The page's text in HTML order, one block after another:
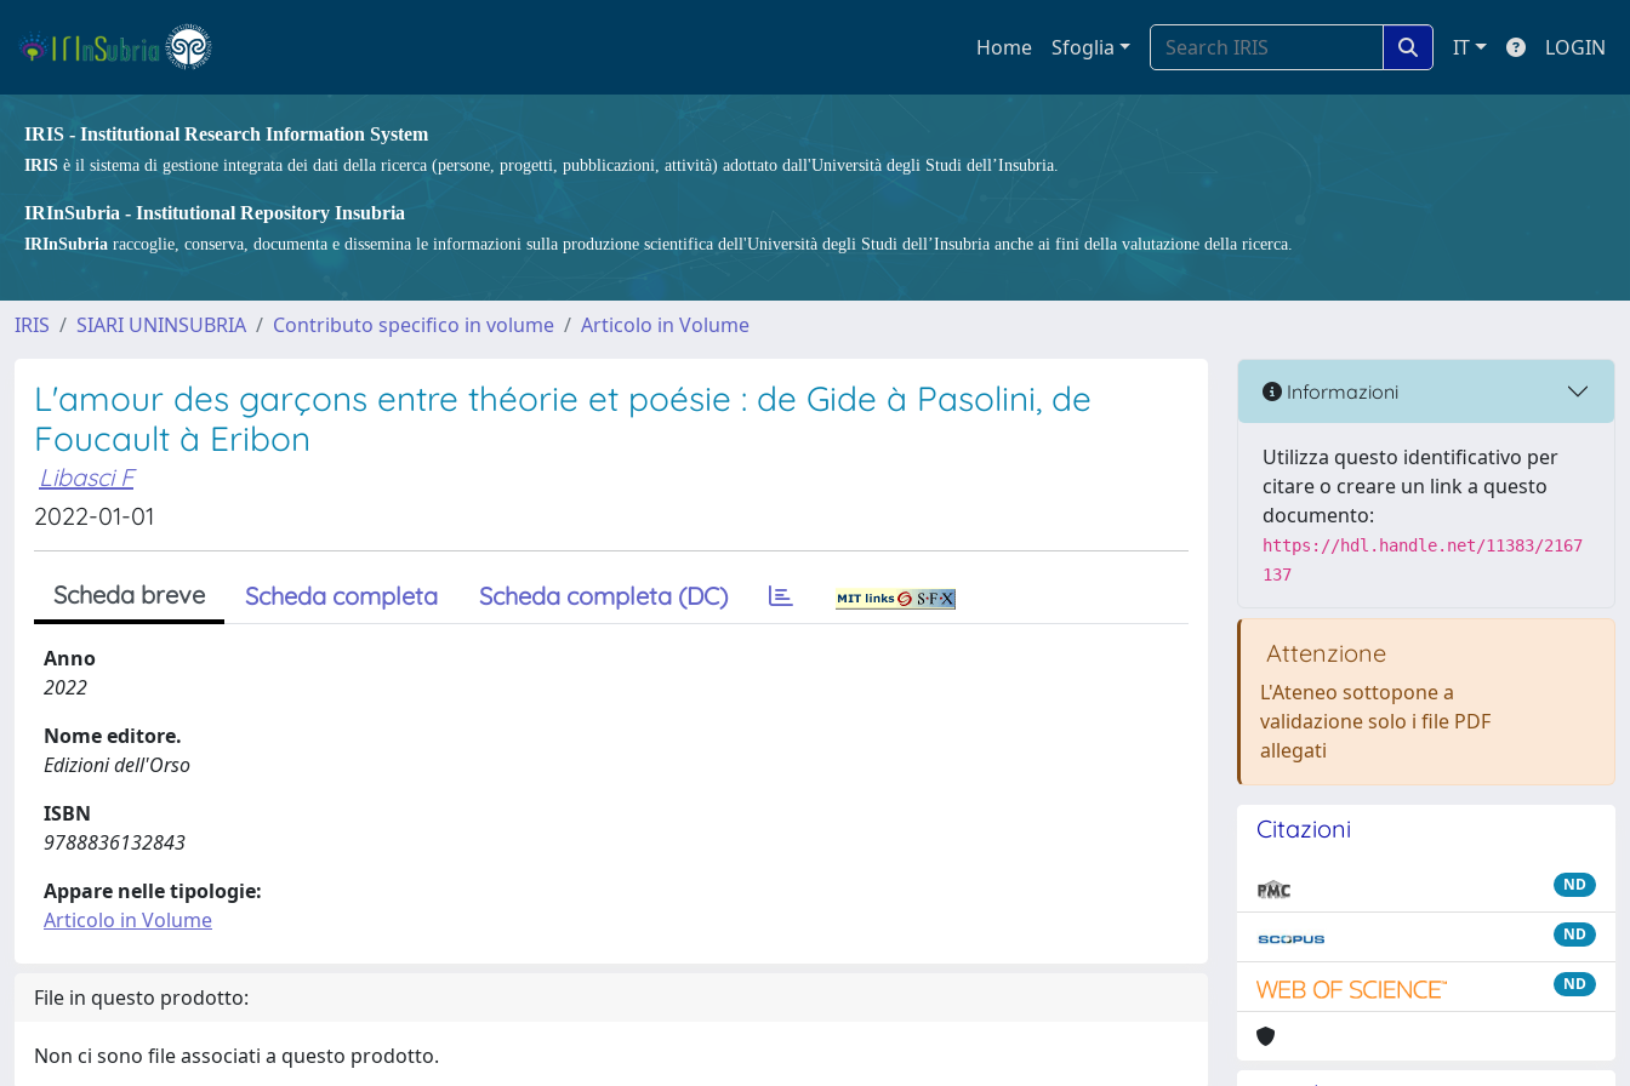
Home Sfoglia IT LOGIN
IRIS - Institutional Research Information System
IRIS è il sistema di gestione integrata dei dati della ricerca (persone, progetti, pubblicazioni, attività) adottato dall'Università degli Studi dell’Insubria.
IRInSubria - Institutional Repository Insubria
IRInSubria raccoglie, conserva, documenta e dissemina le informazioni sulla produzione scientifica dell'Università degli Studi dell’Insubria anche ai fini della valutazione della ricerca.
IRIS SIARI UNINSUBRIA Contributo specifico in volume Articolo in Volume
L'amour des garçons entre théorie et poésie : de Gide à Pasolini, de
Foucault à Eribon
Libasci F
2022-01-01
Scheda breve Scheda completa Scheda completa (DC)
Anno
2022
Nome editore.
Edizioni dell'Orso
ISBN
9788836132843
Appare nelle tipologie:
Articolo in Volume
File in questo prodotto:
Non ci sono file associati a questo prodotto.
Informazioni
Utilizza questo identificativo per
citare o creare un link a questo
documento:
https://hdl.handle.net/11383/2167
137
Attenzione
L'Ateneo sottopone a
validazione solo i file PDF
allegati
Citazioni
ND
ND
ND